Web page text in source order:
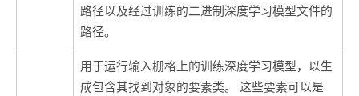
路径以及经过训练的二进制深度学习模型文件的
路径。
用于运行输入栅格上的训练深度学习模型，以生
成包含其找到对象的要素类。 这些要素可以是